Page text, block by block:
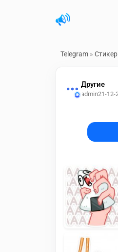
Telegram »
Другие
admin21-12-